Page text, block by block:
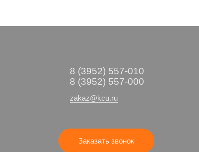
8 (3952) 557-010
8 (3952) 557-000
zakaz@kcu.ru
Заказать звонок